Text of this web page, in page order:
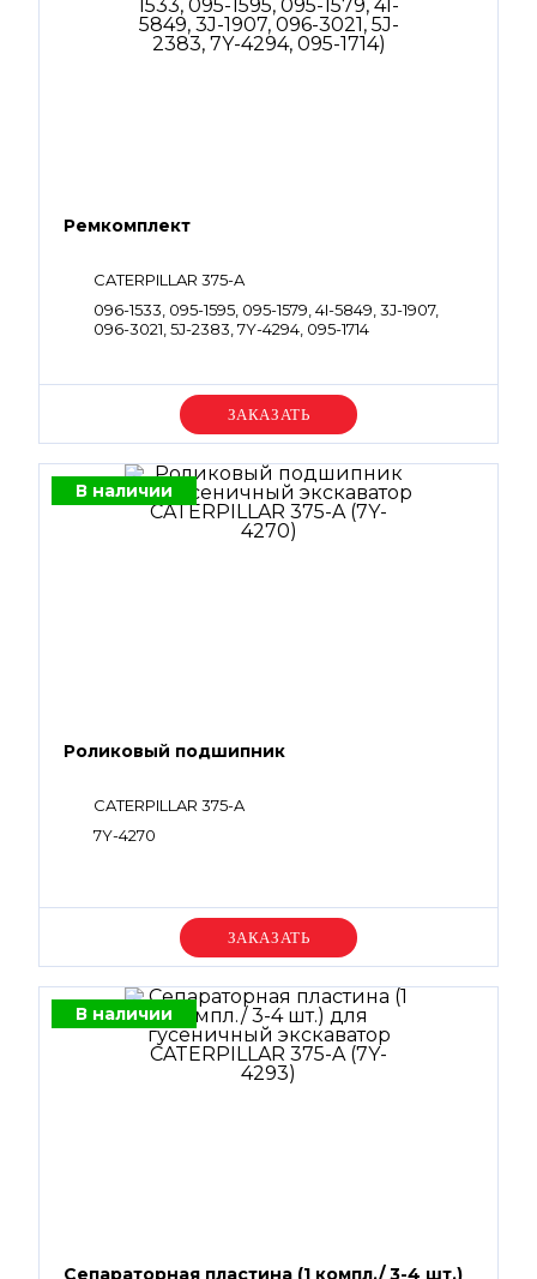
Ремкомплект
CATERPILLAR 375-A
096-1533, 095-1595, 095-1579, 4I-5849, 3J-1907,
096-3021, 5J-2383, 7Y-4294, 095-1714
Уточняйте цену
В наличии
Роликовый подшипник
CATERPILLAR 375-A
7Y-4270
Уточняйте цену
В наличии
Сепараторная пластина (1 компл./ 3-4 шт.)